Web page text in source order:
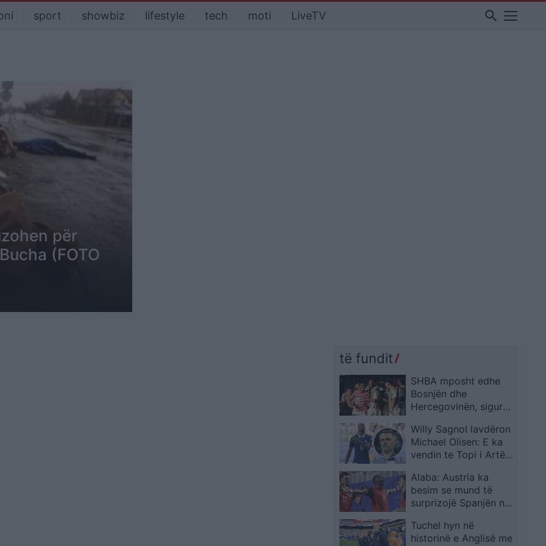
sport showbiz lifestyle tech moti LiveTV search
për
(FOTO
të fundit
SHBA mposht edhe
Bosnjën dhe
Hercegovinën, siguron
finales të Kupës së
Botës
Willy Sagnol lavdëron
Michael Olisen: E ka
vendin te Topi i Artë,
Ronaldon
Alaba: Austria ka
besim se mund të
surprizojë Spanjën në
Tuchel hyn në
historinë e Anglisë me